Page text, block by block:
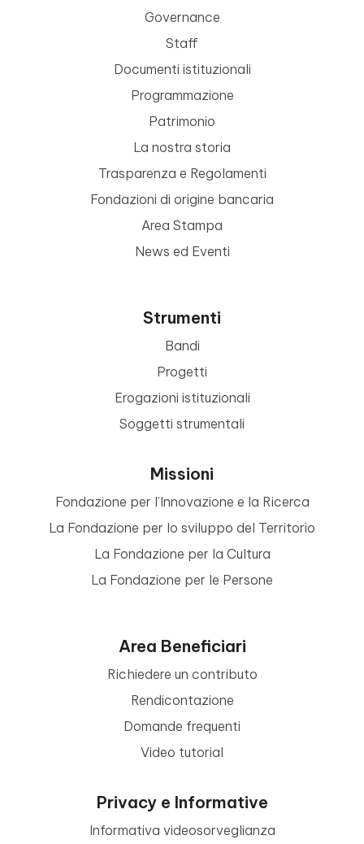
Governance
Staff
Documenti istituzionali
Programmazione
Patrimonio
La nostra storia
Trasparenza e Regolamenti
Fondazioni di origine bancaria
Area Stampa
News ed Eventi
Strumenti
Bandi
Progetti
Erogazioni istituzionali
Soggetti strumentali
Missioni
Fondazione per l’Innovazione e la Ricerca
La Fondazione per lo sviluppo del Territorio
La Fondazione per la Cultura
La Fondazione per le Persone
Area Beneficiari
Richiedere un contributo
Rendicontazione
Domande frequenti
Video tutorial
Privacy e Informative
Informativa videosorveglianza